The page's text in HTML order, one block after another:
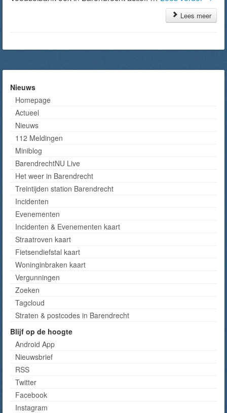
Lees meer
Nieuws
Homepage
Actueel
Nieuws
112 Meldingen
Miniblog
BarendrechtNU Live
Het weer in Barendrecht
Treintijden station Barendrecht
Incidenten
Evenementen
Incidenten & Evenementen kaart
Straatroven kaart
Fietsendiefstal kaart
Woninginbraken kaart
Vergunningen
Zoeken
Tagcloud
Straten & postcodes in Barendrecht
Blijf op de hoogte
Android App
Nieuwsbrief
RSS
Twitter
Facebook
Instagram